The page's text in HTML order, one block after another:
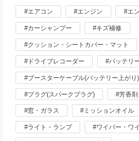
エアコン エンジン エ
カーシャンプー キズ補修
クッション・シートカバー・マット
ドライブレコーダー バッテリ
ブースターケーブル(バッテリー上がり)
プラグ(スパークプラグ) 芳香
窓・ガラス ミッションオイル
ライト・ランプ ワイパー・ワ